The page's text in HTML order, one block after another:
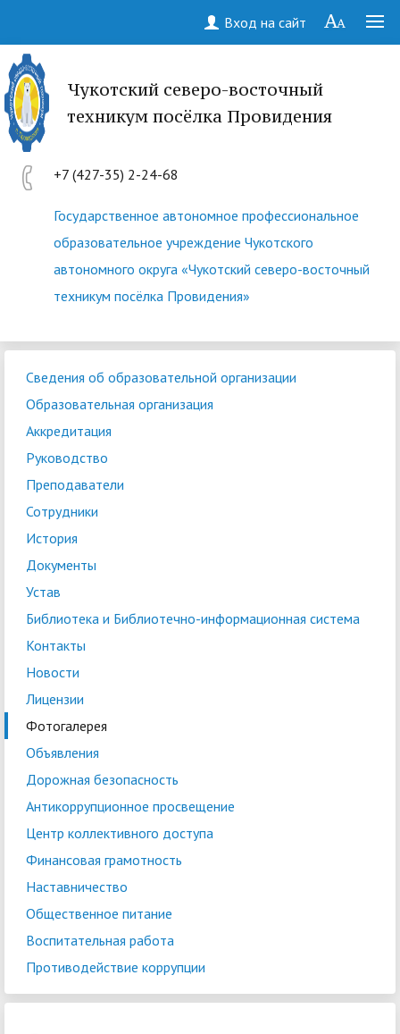
Вход на сайт
Чукотский северо-восточный
техникум посёлка Провидения
+7 (427-35) 2-24-68
Государственное автономное профессиональное
образовательное учреждение Чукотского
автономного округа «Чукотский северо-восточный
техникум посёлка Провидения»
Сведения об образовательной организации
Образовательная организация
Аккредитация
Руководство
Преподаватели
Сотрудники
История
Документы
Устав
Библиотека и Библиотечно-информационная система
Контакты
Новости
Лицензии
Фотогалерея
Объявления
Дорожная безопасность
Антикоррупционное просвещение
Центр коллективного доступа
Финансовая грамотность
Наставничество
Общественное питание
Воспитательная работа
Противодействие коррупции